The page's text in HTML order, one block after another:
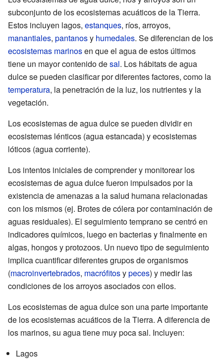
subconjunto de los ecosistemas acuáticos de la Tierra.
Estos incluyen lagos, estanques, ríos, arroyos,
manantiales, pantanosy humedales. Se diferencian de los
ecosistemas marinosen que el agua de estos últimos
tiene un mayor contenido desal. Los hábitats de agua
dulce se pueden clasificar por diferentes factores, como la
temperatura, la penetración de la luz, los nutrientes y la
vegetación.
Los ecosistemas de agua dulce se pueden dividir en
ecosistemas lénticos (agua estancada) y ecosistemas
lóticos (agua corriente).
Los intentos iniciales de comprender y monitorear los
ecosistemas de agua dulce fueron impulsados por la
existencia de amenazas a la salud humana relacionadas
con los mismos (ej. Brotes de cólera por contaminación de
aguas residuales). El seguimiento temprano se centró en
indicadores químicos, luego en bacterias y finalmente en
algas, hongos y protozoos. Un nuevo tipo de seguimiento
implica cuantificar diferentes grupos de organismos
(macroinvertebrados, macrófitosypeces) y medir las
condiciones de los arroyos asociados con ellos.
Los ecosistemas de agua dulce son una parte importante
de los ecosistemas acuáticos de la Tierra. A diferencia de
los marinos, su agua tiene muy poca sal. Incluyen:
Lagos